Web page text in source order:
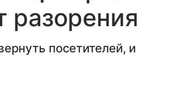
разорения
посетителей, и